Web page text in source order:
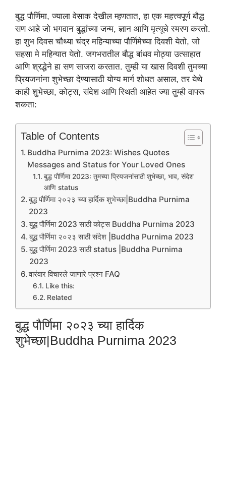
बुद्ध पौर्णिमा, ज्याला वेसाक देखील म्हणतात, हा एक महत्त्वपूर्ण बौद्ध
सण आहे जो भगवान बुद्धांच्या जन्म, ज्ञान आणि मृत्यूचे स्मरण करतो.
हा शुभ दिवस चौथ्या चंद्र महिन्याच्या पौर्णिमेच्या दिवशी येतो, जो
सहसा मे महिन्यात येतो. जगभरातील बौद्ध बांधव मोठ्या उत्साहात
आणि श्रद्धेने हा सण साजरा करतात. तुम्ही या खास दिवशी तुमच्या
प्रियजनांना शुभेच्छा देण्यासाठी योग्य मार्ग शोधत असाल, तर येथे
काही शुभेच्छा, कोट्स, संदेश आणि स्थिती आहेत ज्या तुम्ही वापरू
शकता:
Table of Contents
Buddha Purnima 2023: Wishes Quotes
Messages and Status for Your Loved Ones
बुद्ध पौर्णिमा 2023: तुमच्या प्रियजनांसाठी शुभेच्छा, भाव, संदेश
आणि status
बुद्ध पौर्णिमा २०२३ च्या हार्दिक शुभेच्छा|Buddha Purnima
2023
बुद्ध पौर्णिमा 2023 साठी कोट्स Buddha Purnima 2023
बुद्ध पौर्णिमा २०२३ साठी संदेश |Buddha Purnima 2023
बुद्ध पौर्णिमा 2023 साठी status |Buddha Purnima
2023
वारंवार विचारले जाणारे प्रश्न FAQ
Like this:
Related
बुद्ध पौर्णिमा २०२३ च्या हार्दिक
शुभेच्छा|Buddha Purnima 2023